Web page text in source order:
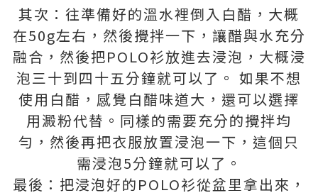
其次：往準備好的溫水裡倒入白醋，大概
在50g左右，然後攪拌一下，讓醋與水充分
融合，然後把POLO衫放進去浸泡，大概浸
泡三十到四十五分鐘就可以了。 如果不想
使用白醋，感覺白醋味道大，還可以選擇
用澱粉代替。同樣的需要充分的攪拌均
勻，然後再把衣服放置浸泡一下，這個只
需浸泡5分鐘就可以了。
最後：把浸泡好的POLO衫從盆里拿出來，